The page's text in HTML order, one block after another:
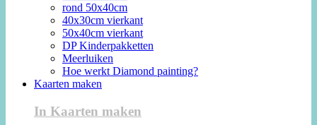
rond 50x40cm
40x30cm vierkant
50x40cm vierkant
DP Kinderpakketten
Meerluiken
Hoe werkt Diamond painting?
Kaarten maken
In Kaarten maken